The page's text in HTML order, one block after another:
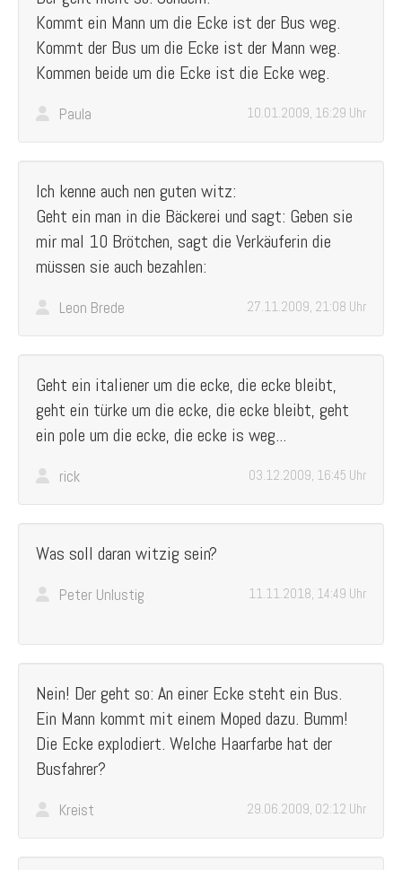
Kommt ein Mann um die Ecke ist der Bus weg.
Kommt der Bus um die Ecke ist der Mann weg.
Kommen beide um die Ecke ist die Ecke weg.
Paula 10.01.2009, 16:29 Uhr
Ich kenne auch nen guten witz:
Geht ein man in die Bäckerei und sagt: Geben sie
mir mal 10 Brötchen, sagt die Verkäuferin die
müssen sie auch bezahlen:
Leon Brede 27.11.2009, 21:08 Uhr
Geht ein italiener um die ecke, die ecke bleibt,
geht ein türke um die ecke, die ecke bleibt, geht
ein pole um die ecke, die ecke is weg...
rick 03.12.2009, 16:45 Uhr
Was soll daran witzig sein?
Peter Unlustig 11.11.2018, 14:49 Uhr
Nein! Der geht so: An einer Ecke steht ein Bus.
Ein Mann kommt mit einem Moped dazu. Bumm!
Die Ecke explodiert. Welche Haarfarbe hat der
Busfahrer?
Kreist 29.06.2009, 02:12 Uhr